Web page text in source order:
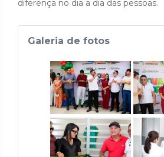
diferença no dia a dia das pessoas.
Galeria de fotos